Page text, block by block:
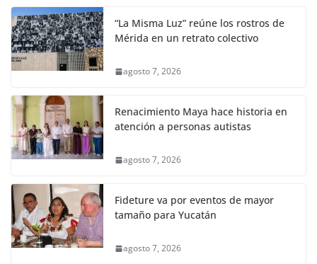
“La Misma Luz” reúne los rostros de
Mérida en un retrato colectivo
agosto 7, 2026
Renacimiento Maya hace historia en
atención a personas autistas
agosto 7, 2026
Fideture va por eventos de mayor
tamaño para Yucatán
agosto 7, 2026